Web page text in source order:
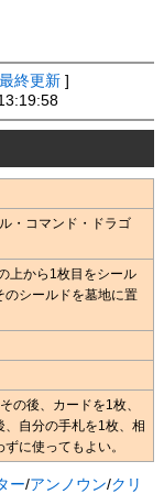
最終更新 ]
・コマンド・ドラゴ
上から1枚目をシール
のシールドを墓地に置
の後、カードを1枚、
自分の手札を1枚、相
に使ってもよい。
ー/アンノウン/クリ